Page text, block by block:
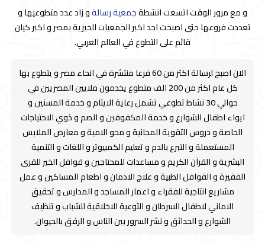
و مع مرور الوقت اتسعت انشطةجمعية رسالةو زاد عدد متطوعيها و
تعددت فروعها حتى اصبحت احد اكبر الجمعيات الخيرية بمصر و اكبر كيان
قائم على التطوع في العالم العربي.
الان اصبح لرسالة اكثر من 60 فرعا منتشرة في انحاء مصر و يتطوع بها
كل عام اكثر من 200 الف متطوع يخدمون ملايين المصريين في
حوالي 30 نشاط تطوعي تشمل رعاية الايتام و خدمة المسنين و
ايواء اطفال الشوارع و خدمة المكفوفين و الصم و ذوي الاحتياجات
الخاصة و دروس التقوية المجانية و محو الامية و معارض الملابس
المستعملة و التبرع بالدم و تعليم الكمبيوتر و اللغات و التنمية
البشرية و القرآن الكريم و مساعدات للمحتاجين و قوافل الخير للقرى
الفقيرة و القوافل الطبية و علاج الادمان و اطعام المساكين و عمل
مشاريع انتاجية للفقراء و اعمار المساجد و المدارس و تحقيق
الاماني لاطفال السرطان و التوعية الاخلاقية للشباب و تنظيف
الشوارع و الحدائق و نشر السرور بين الناس و الرفق بالحيوان.